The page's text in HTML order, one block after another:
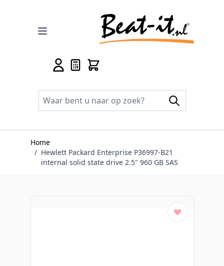
Home
/ Hewlett Packard Enterprise P36997-B21
internal solid state drive 2.5" 960 GB SAS